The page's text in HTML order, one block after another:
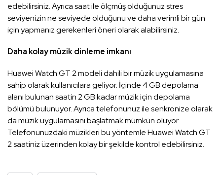
edebilirsiniz. Ayrıca saat ile ölçmüş olduğunuz stres
seviyenizin ne seviyede olduğunu ve daha verimli bir gün
için yapmanız gerekenleri öneri olarak alabilirsiniz.
Daha kolay müzik dinleme imkanı
Huawei Watch GT 2 modeli dahili bir müzik uygulamasına
sahip olarak kullanıcılara geliyor. İçinde 4 GB depolama
alanı bulunan saatin 2 GB kadar müzik için depolama
bölümü bulunuyor. Ayrıca telefonunuz ile senkronize olarak
da müzik uygulamasını başlatmak mümkün oluyor.
Telefonunuzdaki müzikleri bu yöntemle Huawei Watch GT
2 saatiniz üzerinden kolay bir şekilde kontrol edebilirsiniz.